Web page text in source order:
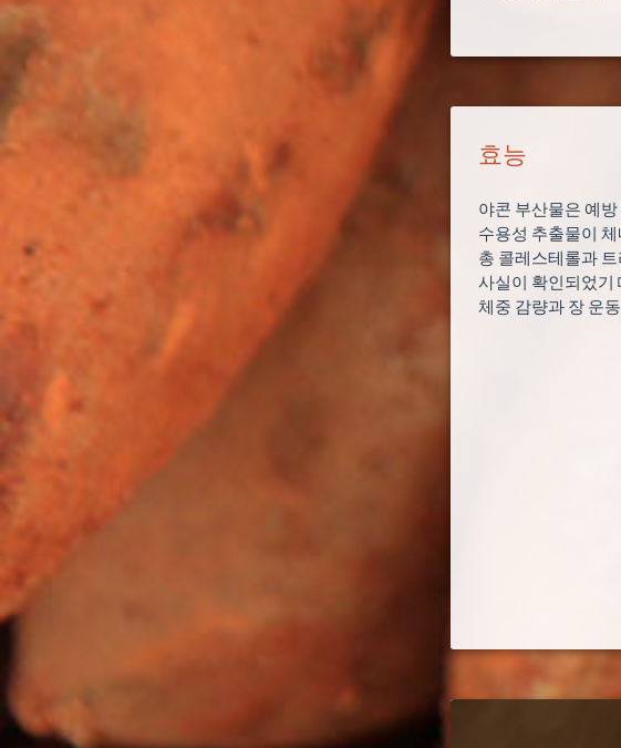
효능
야콘 부산물은 예
수용성 추출물이
총 콜레스테롤과
사실이 확인되었기
체중 감량과 장 운